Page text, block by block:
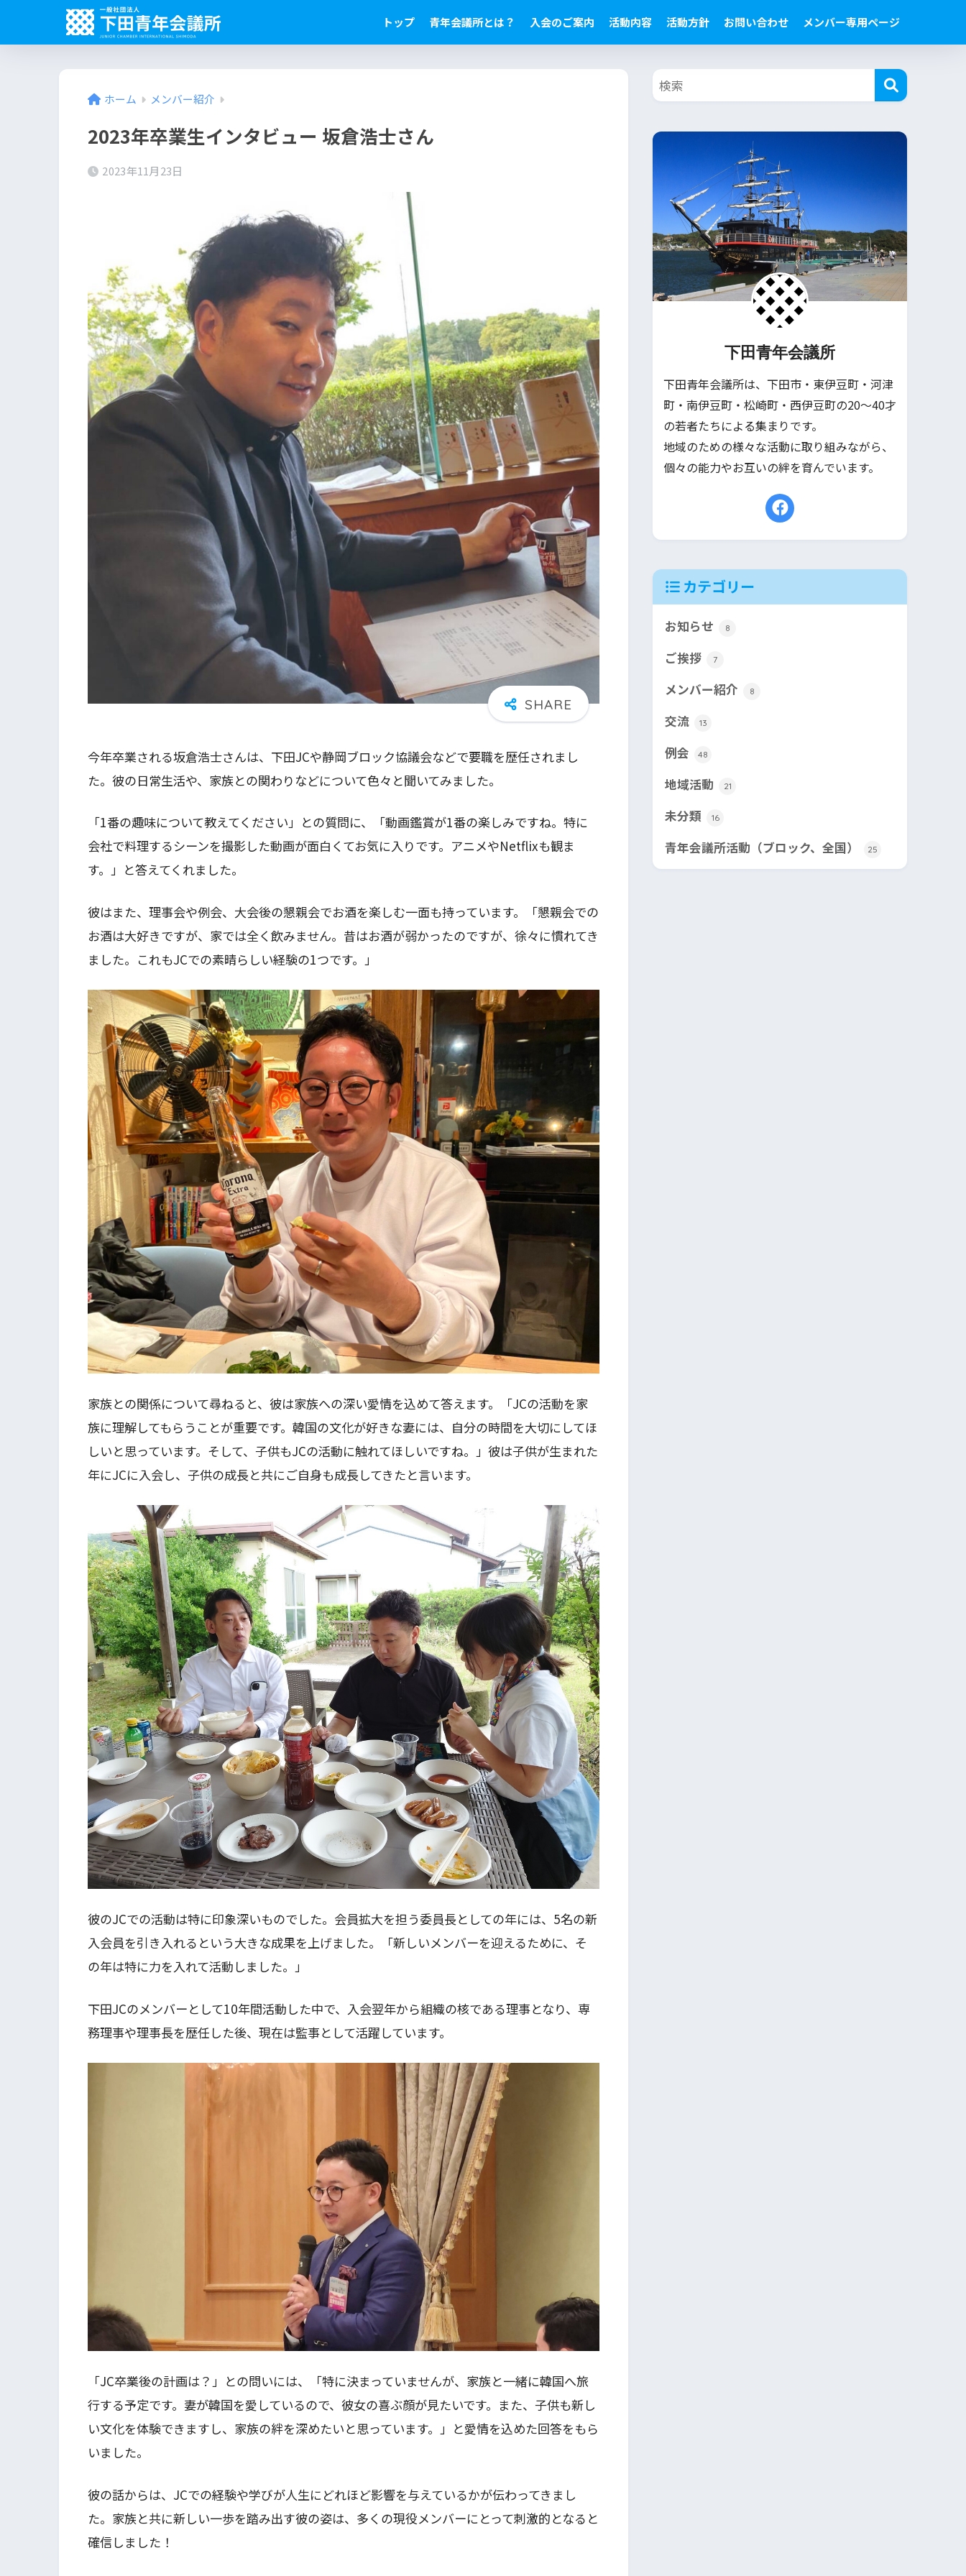
トップ 青年会議所とは？ 入会のご案内 活動内容 活動方針 お問い合わせ メンバー専用ページ
ホーム メンバー紹介
2023年卒業生インタビュー 坂倉浩士さん
2023年11月23日
今年卒業される坂倉浩士さんは、下田JCや静岡ブロック協議会などで要職を歴任されまし
た。彼の日常生活や、家族との関わりなどについて色々と聞いてみました。
「1番の趣味について教えてください」との質問に、「動画鑑賞が1番の楽しみですね。特に
会社で料理するシーンを撮影した動画が面白くてお気に入りです。アニメやNetflixも観ま
す。」と答えてくれました。
彼はまた、理事会や例会、大会後の懇親会でお酒を楽しむ一面も持っています。「懇親会での
お酒は大好きですが、家では全く飲みません。昔はお酒が弱かったのですが、徐々に慣れてき
ました。これもJCでの素晴らしい経験の1つです。」
家族との関係について尋ねると、彼は家族への深い愛情を込めて答えます。「JCの活動を家
族に理解してもらうことが重要です。韓国の文化が好きな妻には、自分の時間を大切にしてほ
しいと思っています。そして、子供もJCの活動に触れてほしいですね。」彼は子供が生まれた
年にJCに入会し、子供の成長と共にご自身も成長してきたと言います。
彼のJCでの活動は特に印象深いものでした。会員拡大を担う委員長としての年には、5名の新
入会員を引き入れるという大きな成果を上げました。「新しいメンバーを迎えるために、そ
の年は特に力を入れて活動しました。」
下田JCのメンバーとして10年間活動した中で、入会翌年から組織の核である理事となり、専
務理事や理事長を歴任した後、現在は監事として活躍しています。
「JC卒業後の計画は？」との問いには、「特に決まっていませんが、家族と一緒に韓国へ旅
行する予定です。妻が韓国を愛しているので、彼女の喜ぶ顔が見たいです。また、子供も新し
い文化を体験できますし、家族の絆を深めたいと思っています。」と愛情を込めた回答をもら
いました。
彼の話からは、JCでの経験や学びが人生にどれほど影響を与えているかが伝わってきまし
た。家族と共に新しい一歩を踏み出す彼の姿は、多くの現役メンバーにとって刺激的となると
確信しました！
下田青年会議所
下田青年会議所は、下田市・東伊豆町・河津
町・南伊豆町・松崎町・西伊豆町の20〜40才
の若者たちによる集まりです。
地域のための様々な活動に取り組みながら、
個々の能力やお互いの絆を育んでいます。
カテゴリー
お知らせ 8
ご挨拶 7
メンバー紹介 8
交流 13
例会 48
地域活動 21
未分類 16
青年会議所活動（ブロック、全国） 25